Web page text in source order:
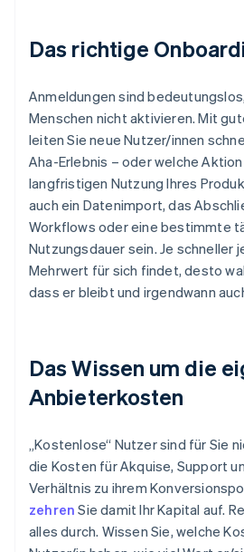
Das richtige
Anmeldungen sind
Menschen nicht aktivieren. Mit
leiten Sie neue Nutzer/innen
Aha-Erlebnis – oder welche
langfristigen Nutzung Ihres
auch ein Datenimport, das
Workflows oder eine bestimmte
Nutzungsdauer sein. Je schneller
Mehrwert für sich findet, desto
dass er bleibt und irgendwann
Das Wissen um die
Anbieterkosten
„Kostenlose“ Nutzer sind für Sie
die Kosten für Akquise, Support
Verhältnis zu ihrem
zehren Sie damit Ihr Kapital auf.
alles durch. Wissen Sie, welche